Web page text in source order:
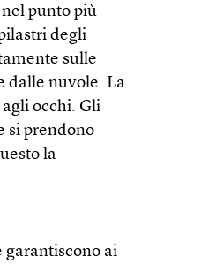
punto più
degli
sulle
dalle nuvole. La
occhi. Gli
si prendono
la
garantiscono ai